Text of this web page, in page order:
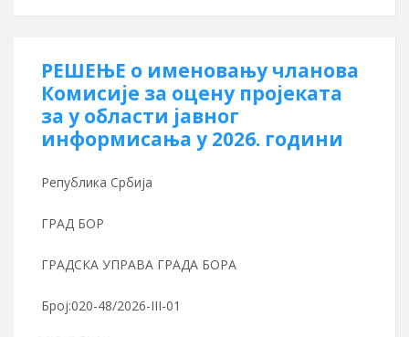
РЕШЕЊЕ о именовању чланова
Комисије за оцену пројеката
за у области јавног
информисања у 2026. години
Република Србија
ГРАД БОР
ГРАДСКА УПРАВА ГРАДА БОРА
Број:020-48/2026-III-01